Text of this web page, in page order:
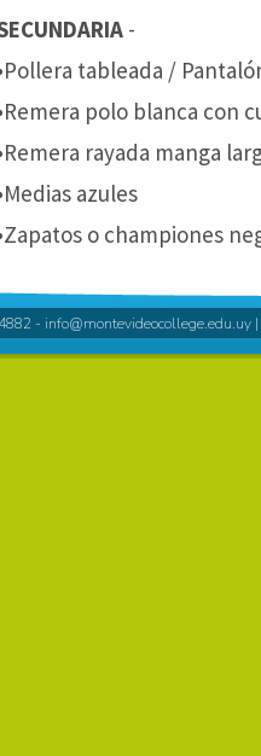
-
tableada /
polo blanca con
rayada manga
azules
o championes
- info@montevideocollege.edu.uy |